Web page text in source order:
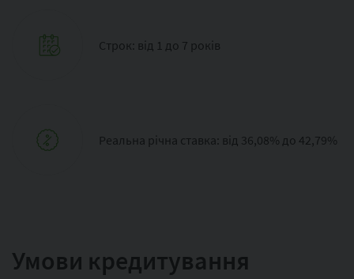
Строк: від 1 до 7 років
Реальна річна ставка: від 36,08% до 42,79%
Умови кредитування